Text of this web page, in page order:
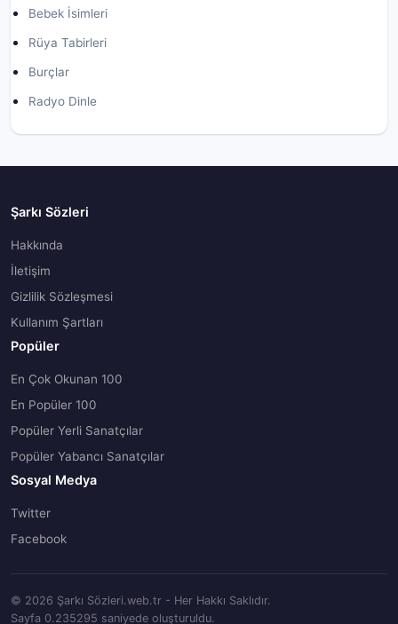
Bebek İsimleri
Rüya Tabirleri
Burçlar
Radyo Dinle
Şarkı Sözleri
Hakkında
İletişim
Gizlilik Sözleşmesi
Kullanım Şartları
Popüler
En Çok Okunan 100
En Popüler 100
Popüler Yerli Sanatçılar
Popüler Yabancı Sanatçılar
Sosyal Medya
Twitter
Facebook
© 2026 Şarkı Sözleri.web.tr - Her Hakkı Saklıdır.
Sayfa 0.235295 saniyede oluşturuldu.